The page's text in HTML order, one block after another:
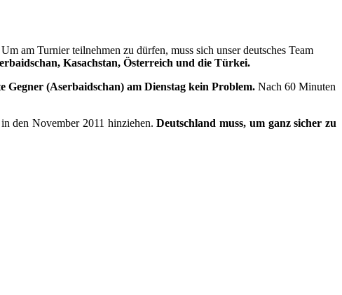
Um am Turnier teilnehmen zu dürfen, muss sich unser deutsches Team
Kasachstan, Österreich und die Türkei.
Gegner (Aserbaidschan) am Dienstag kein Problem. Nach 60 Minuten
den November 2011 hinziehen.Deutschland muss, um ganz sicher zu